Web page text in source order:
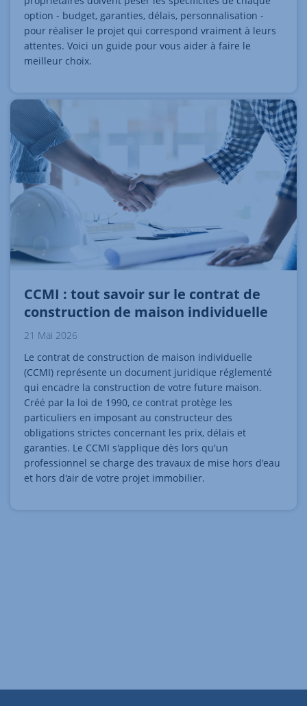
option - budget, garanties, délais, personnalisation -
pour réaliser le projet qui correspond vraiment à leurs
attentes. Voici un guide pour vous aider à faire le
meilleur choix.
CCMI : tout savoir sur le contrat de
construction de maison individuelle
21 Mai 2026
Le contrat de construction de maison individuelle
(CCMI) représente un document juridique réglementé
qui encadre la construction de votre future maison.
Créé par la loi de 1990, ce contrat protège les
particuliers en imposant au constructeur des
obligations strictes concernant les prix, délais et
garanties. Le CCMI s'applique dès lors qu'un
professionnel se charge des travaux de mise hors d'eau
et hors d'air de votre projet immobilier.